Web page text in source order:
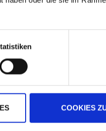
COOKIES